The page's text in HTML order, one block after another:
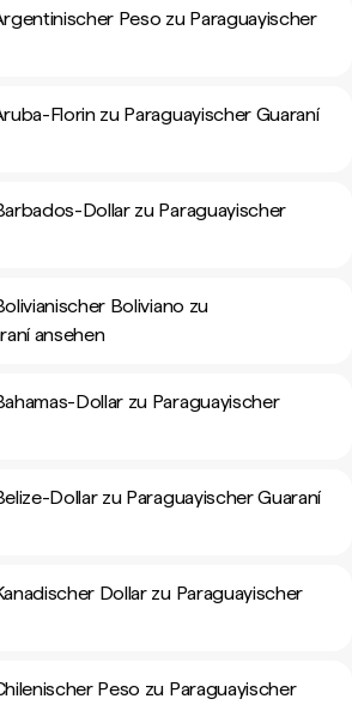
Peso zu Paraguayischer
Florin zu Paraguayischer Guaraní
Dollar zu Paraguayischer
Boliviano zu
ansehen
Dollar zu Paraguayischer
Dollar zu Paraguayischer Guaraní
Dollar zu Paraguayischer
Peso zu Paraguayischer